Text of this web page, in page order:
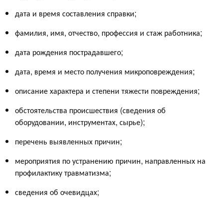
дата и время составления справки;
фамилия, имя, отчество, профессия и стаж работника;
дата рождения пострадавшего;
дата, время и место получения микроповреждения;
описание характера и степени тяжести повреждения;
обстоятельства происшествия (сведения об
оборудовании, инструментах, сырье);
перечень выявленных причин;
мероприятия по устранению причин, направленных на
профилактику травматизма;
сведения об очевидцах;